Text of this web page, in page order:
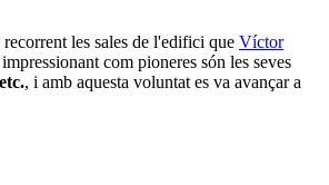
les sales de l'edifici que Víctor
com pioneres són les seves
, i amb aquesta voluntat es va avançar a